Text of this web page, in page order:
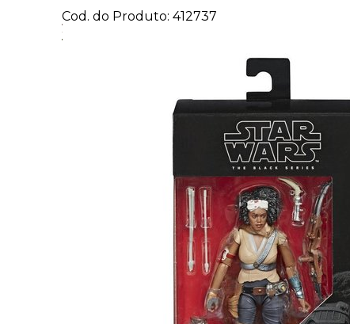
Cod. do Produto: 412737